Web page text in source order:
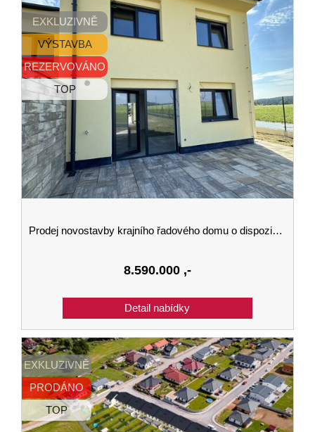
EXKLUZIVNĚ
VÝSTAVBA
REZERVOVÁNO
TOP
Prodej novostavby krajního řadového domu o dispozici 5kk a velikosti 144 m2 se zahradou v Kaplici
8.590.000 ,-
EXKLUZIVNĚ
PRODÁNO
TOP